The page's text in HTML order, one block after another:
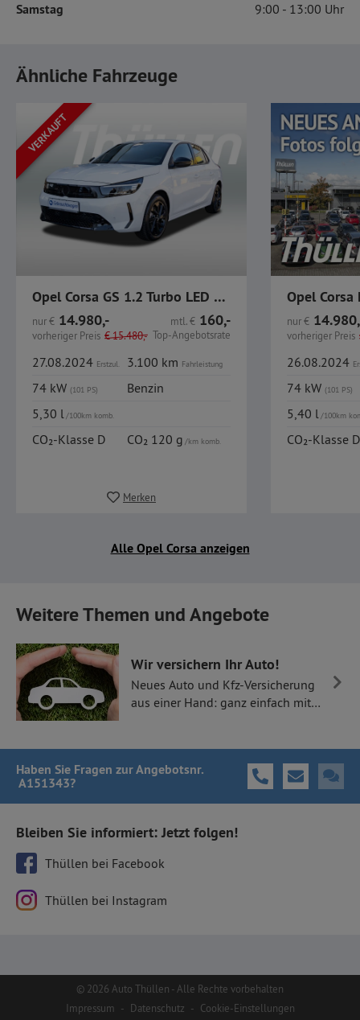
Samstag 9:00 13:00
Ähnliche Fahrzeuge
VERKAUFT
Opel Corsa GS 1.2 Turbo LED GJR Kamera
nur€ 14.980,-
vorheriger Preis €15.480,-
mtl.€ 160,-
Top-Angebotsrate
27.08.2024 Erstzul. 3.100 km Fahrleistung
74 kW (101 PS)
Benzin
5,30 l/100km komb.
CO₂-Klasse D CO₂ 120 g/km komb.
Merken
nur€
vorheriger Preis
26.08.2024
74 kW (101 PS)
5,40 l/100km
CO₂-Klasse D
Alle Opel Corsa anzeigen
Weitere Themen und Angebote
Wir versichern Ihr Auto!
Neues Auto und Kfz-Versicherung
aus einer Hand: ganz einfach mit
Haben Sie Fragen zur Angebotsnr.
A151343?
Bleiben Sie informiert: Jetzt folgen!
Thüllen bei Facebook
Thüllen bei Instagram
© 2026 Auto Thüllen - Alle Rechte vorbehalten
Impressum - Datenschutz - Cookie-Einstellungen